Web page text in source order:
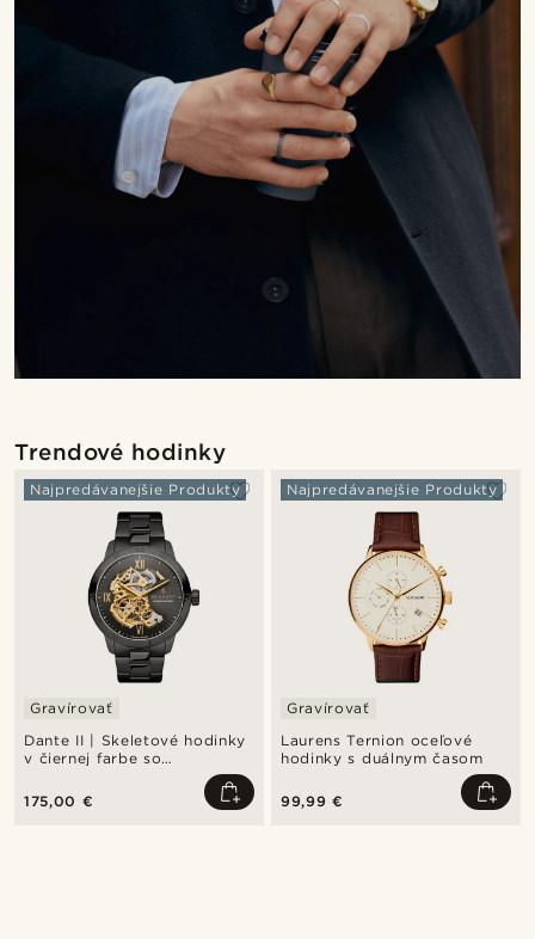
Trendové hodinky
Dante II | Skeletové hodinky
v čiernej farbe so
strojčekom v zlatej farbe
Najpredávanejšie Produkty
Gravírovať
175,00 €
Laurens Ternion oceľové
hodinky s duálnym časom
Najpredávanejšie Produkty
Gravírovať
99,99 €